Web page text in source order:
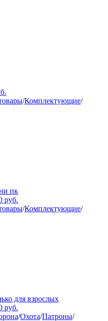
/Комплектующие/
пк
руб.
/Комплектующие/
для взрослых
руб.
/Охота/Патроны/